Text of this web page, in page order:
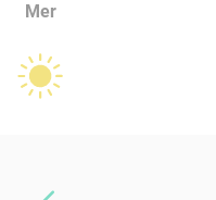
Mer